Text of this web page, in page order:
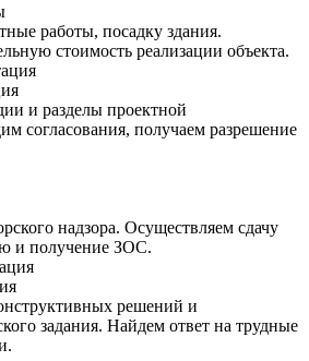
работы, посадку здания.
стоимость реализации объекта.
и разделы проектной
согласования, получаем разрешение
надзора. Осуществляем сдачу
и получение ЗОС.
решений и
задания. Найдем ответ на трудные